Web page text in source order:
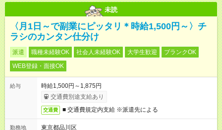
未読
〈月1日～で副業にピッタリ＊時給1,500円～〉チ
ラシのカンタン仕分け
派遣 職種未経験OK 社会人未経験OK 大学生歓迎
ブランクOK
WEB登録・面接OK
給与
時給1,500円～1,875円
交通費別途支給あり
交通費 ■ 交通費規定内支給 ※派遣先による
勤務地 東京都品川区